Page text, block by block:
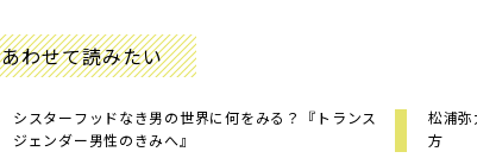
あわせて読みたい
シスターフッドなき男の世界に何をみる？――『トランス
ジェンダー男性のきみへ』
松浦
方